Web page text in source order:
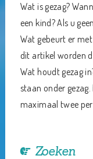
Wat is gezag?
een kind? Als u
Wat gebeurt er
dit artikel worden
Wat houdt gezag
staan onder
maximaal twee
Zoeken